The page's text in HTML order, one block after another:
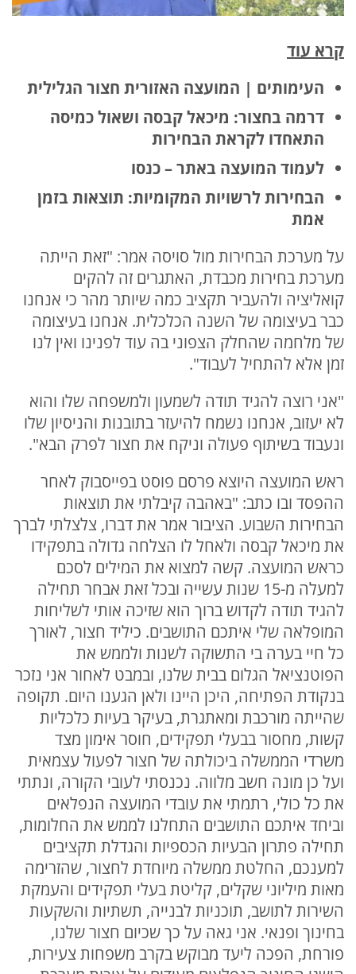
קרא עוד
העימותים | המועצה האזורית חצור הגלילית
דרמה בחצור: מיכאל קבסה ושאול כמיסה
התאחדו לקראת הבחירות
לעמוד המועצה באתר – כנסו
הבחירות לרשויות המקומיות: תוצאות בזמן
אמת
על מערכת הבחירות מול סויסה אמר: "זאת הייתה
מערכת בחירות מכבדת, האתגרים זה להקים
קואליציה ולהעביר תקציב כמה שיותר מהר כי אנחנו
כבר בעיצומה של השנה הכלכלית. אנחנו בעיצומה
של מלחמה שהחלק הצפוני בה עוד לפנינו ואין לנו
זמן אלא להתחיל לעבוד".
"אני רוצה להגיד תודה לשמעון ולמשפחה שלו והוא
לא יעזוב, אנחנו נשמח להיעזר בתובנות והניסיון שלו
ונעבוד בשיתוף פעולה וניקח את חצור לפרק הבא".
ראש המועצה היוצא פרסם פוסט בפייסבוק לאחר
ההפסד ובו כתב: "באהבה קיבלתי את תוצאות
הבחירות השבוע. הציבור אמר את דברו, צלצלתי לברך
את מיכאל קבסה ולאחל לו הצלחה גדולה בתפקידו
כראש המועצה. קשה למצוא את המילים לסכם
למעלה מ-15 שנות עשייה ובכל זאת אבחר תחילה
להגיד תודה לקדוש ברוך הוא שזיכה אותי לשליחות
המופלאה שלי איתכם התושבים. כיליד חצור, לאורך
כל חיי בערה בי התשוקה לשנות ולממש את
הפוטנציאל הגלום בבית שלנו, ובמבט לאחור אני נזכר
בנקודת הפתיחה, היכן היינו ולאן הגענו היום. תקופה
שהייתה מורכבת ומאתגרת, בעיקר בעיות כלכליות
קשות, מחסור בבעלי תפקידים, חוסר אימון מצד
משרדי הממשלה ביכולתה של חצור לפעול עצמאית
ועל כן מונה חשב מלווה. נכנסתי לעובי הקורה, ונתתי
את כל כולי, רתמתי את עובדי המועצה הנפלאים
וביחד איתכם התושבים התחלנו לממש את החלומות,
תחילה פתרון הבעיות הכספיות והגדלת תקציבים
למענכם, החלטת ממשלה מיוחדת לחצור, שהזרימה
מאות מיליוני שקלים, קליטת בעלי תפקידים והעמקת
השירות לתושב, תוכניות לבנייה, תשתיות והשקעות
בחינוך ופנאי. אני גאה על כך שכיום חצור שלנו,
פורחת, הפכה ליעד מבוקש בקרב משפחות צעירות,